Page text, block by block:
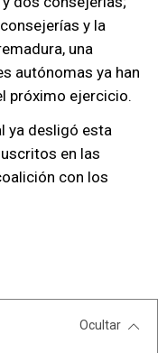
y la
una
autónomas ya han
próximo ejercicio.
ya desligó esta
en las
con los
Ocultar